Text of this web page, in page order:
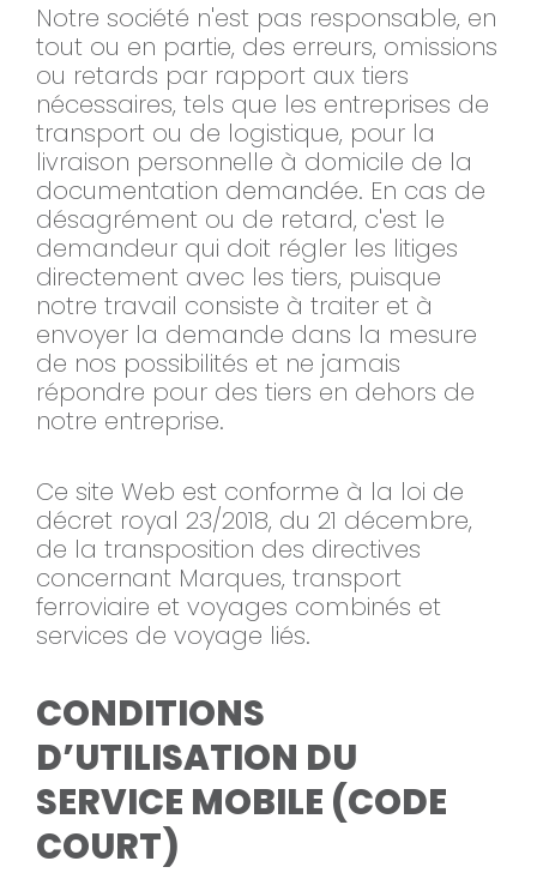
Notre société n'est pas responsable, en
tout ou en partie, des erreurs, omissions
ou retards par rapport aux tiers
nécessaires, tels que les entreprises de
transport ou de logistique, pour la
livraison personnelle à domicile de la
documentation demandée. En cas de
désagrément ou de retard, c'est le
demandeur qui doit régler les litiges
directement avec les tiers, puisque
notre travail consiste à traiter et à
envoyer la demande dans la mesure
de nos possibilités et ne jamais
répondre pour des tiers en dehors de
notre entreprise.
Ce site Web est conforme à la loi de
décret royal 23/2018, du 21 décembre,
de la transposition des directives
concernant Marques, transport
ferroviaire et voyages combinés et
services de voyage liés.
CONDITIONS
D’UTILISATION DU
SERVICE MOBILE (CODE
COURT)